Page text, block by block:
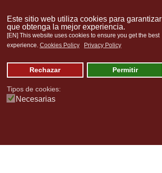
Este sitio web utiliza cookies para garantizar
que obtenga la mejor experiencia.
[EN] This website uses cookies to ensure you get the best
experience. Cookies Policy Privacy Policy
Rechazar Permitir
Tipos de cookies:
Necesarias